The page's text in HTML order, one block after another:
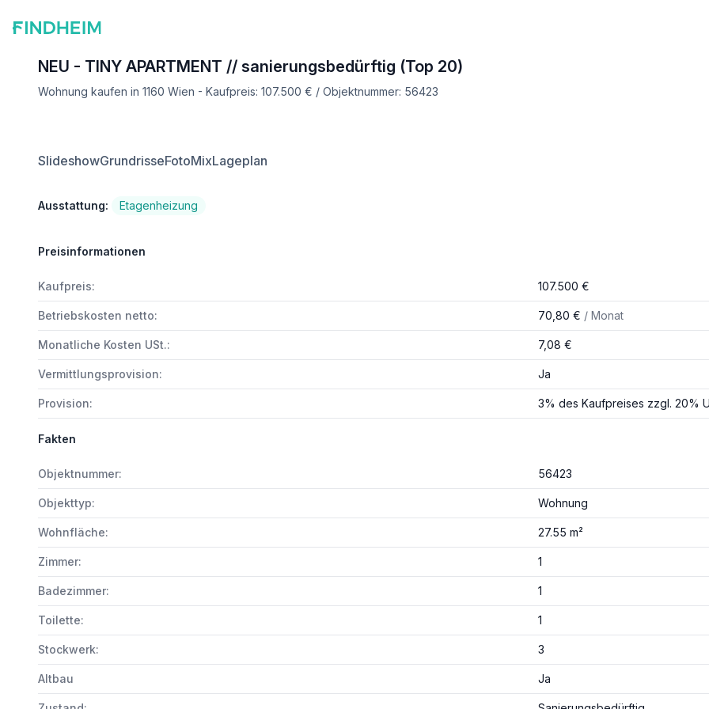
NEU - TINY APARTMENT // sanierungsbedürftig (Top 20)
Wohnung kaufen in 1160 Wien - Kaufpreis: 107.500 € / Objektnummer: 56423
SlideshowGrundrisseFotoMixLageplan
Ausstattung: Etagenheizung
Preisinformationen
Kaufpreis: 107.500 €
Betriebskosten netto: 70,80 € / Monat
Monatliche Kosten USt.: 7,08 €
Vermittlungsprovision: Ja
Provision: 3% des Kaufpreises zzgl. 20%
Fakten
Objektnummer: 56423
Objekttyp: Wohnung
Wohnfläche: 27.55 m²
Zimmer: 1
Badezimmer: 1
Toilette: 1
Stockwerk: 3
Altbau Ja